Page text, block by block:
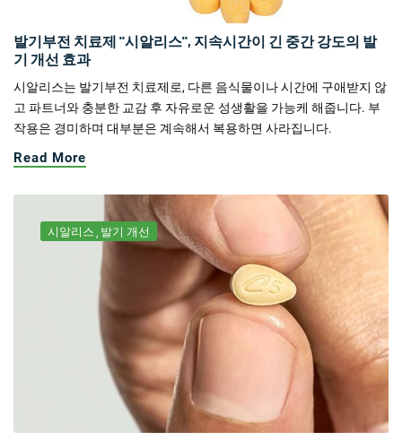
발기부전 치료제 "시알리스", 지속시간이 긴 중간 강도의 발
기 개선 효과
시알리스는 발기부전 치료제로, 다른 음식물이나 시간에 구애받지 않
고 파트너와 충분한 교감 후 자유로운 성생활을 가능케 해줍니다. 부
작용은 경미하며 대부분은 계속해서 복용하면 사라집니다.
Read More
시알리스 발기 개선